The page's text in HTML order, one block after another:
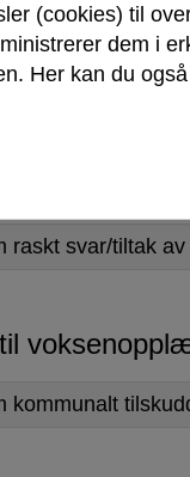
og
tilskudd til
raskt svar/tiltak
kommunalt
(cookies) til
dem i
Her kan du